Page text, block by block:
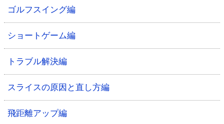
ゴルフスイング編
ショートゲーム編
トラブル解決編
スライスの原因と直し方編
飛距離アップ編